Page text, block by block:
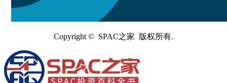
Copyright © SPAC之家 版权所有.